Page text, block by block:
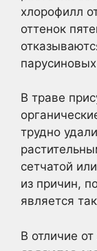
хлорофилл
оттенок
В траве
трудно
сетчатой
из причин,
является
В отличие